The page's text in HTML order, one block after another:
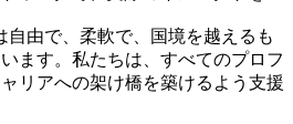
自由で、柔軟で、国境を越えるも
ます。私たちは、すべてのプロフ
リアへの架け橋を築けるよう支援